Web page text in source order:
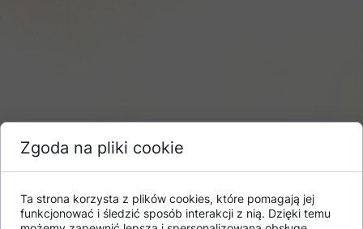
Zgoda na pliki cookie
Ta strona korzysta z plików cookies, które pomagają jej
funkcjonować i śledzić sposób interakcji z nią. Dzięki temu